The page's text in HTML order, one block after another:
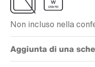
Non incluso nella
Aggiunta di una